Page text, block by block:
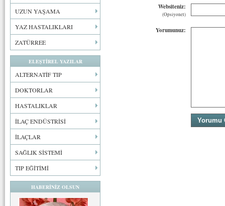
UZUN YAŞAMA
YAZ HASTALIKLARI
ZATÜRREE
ELEŞTİREL YAZILAR
ALTERNATİF TIP
DOKTORLAR
HASTALIKLAR
İLAÇ ENDÜSTRİSİ
İLAÇLAR
SAĞLIK SİSTEMİ
TIP EĞİTİMİ
HABERİNİZ OLSUN
Websiteniz:
(Opsiyonel)
Yorumunuz: